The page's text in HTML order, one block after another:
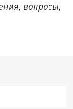
вопросы,